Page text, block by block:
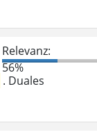
Relevanz:
56%
. Duales